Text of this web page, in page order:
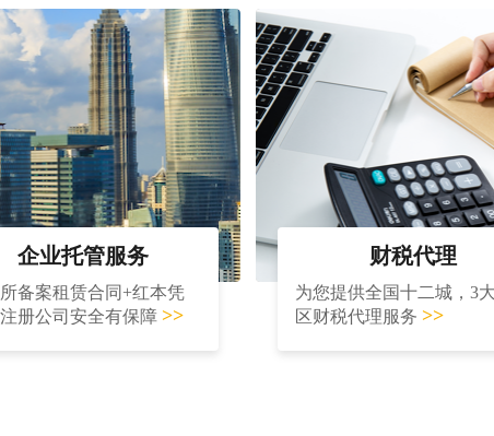
企业托管服务
备案租赁合同+红本凭
册公司安全有保障 >>
财税代理
为您提供全国十二城，3
区财税代理服务 >>